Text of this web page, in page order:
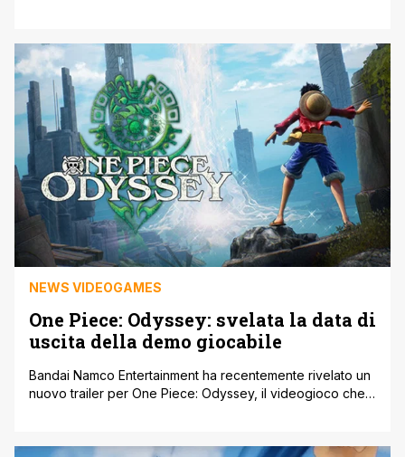
One Piece, ovviamente, non ha bisogno di presentazioni.
Il manga scritto e disegnato da Eiichirō Oda, [']
NEWS VIDEOGAMES
One Piece: Odyssey: svelata la data di
uscita della demo giocabile
Bandai Namco Entertainment ha recentemente rivelato un
nuovo trailer per One Piece: Odyssey, il videogioco che
agli appassionati interessati al videogioco di esplorare